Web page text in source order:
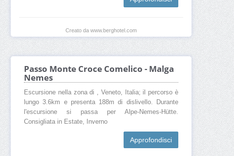
Creato da www.berghotel.com
Passo Monte Croce Comelico - Malga
Nemes
Escursione nella zona di , Veneto, Italia; il percorso è
lungo 3.6km e presenta 188m di dislivello. Durante
l'escursione si passa per Alpe-Nemes-Hütte.
Consigliata in Estate, Inverno
Approfondisci